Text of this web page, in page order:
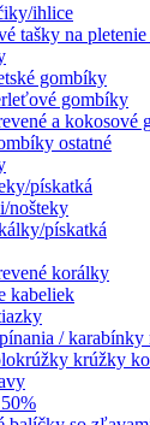
ihlice
tašky na
gombíky
gombíky
a kokosové
ostatné
pískatká
nošteky
pískatká
korálky
kabeliek
/ karabínky
krúžky